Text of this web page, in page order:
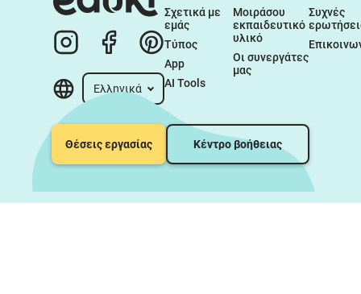
Ελληνικά
Σχετικά με
εμάς
Τύπος
App
AI Tools
Μοιράσου
εκπαιδευτικό
υλικό
Οι συνεργάτες
μας
Συχνές
Θέσεις εργασίας Κέντρο βοήθειας